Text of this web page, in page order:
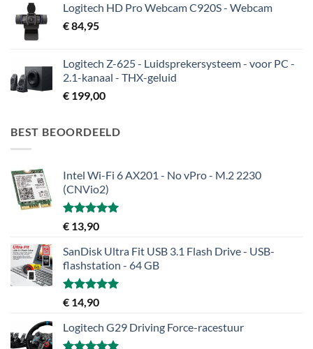
Logitech HD Pro Webcam C920S - Webcam
€84,95
Logitech Z-625 - Luidsprekersysteem - voor PC -
2.1-kanaal - THX-geluid
€ 199,00
BEST BEOORDEELD
Intel Wi-Fi 6 AX201 - No vPro - M.2 2230
(CNVio2)
Gewaardeerd
uit 5
€ 13,90
SanDisk Ultra Fit USB 3.1 Flash Drive - USB-
flashstation - 64 GB
Gewaardeerd
uit 5
€ 14,90
Logitech G29 Driving Force-racestuur